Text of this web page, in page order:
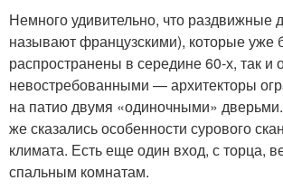
Немного удивительно, что раздвижные
называют французскими), которые уже
распространены в середине 60-х, так и
невостребованными — архитекторы
на патио двумя «одиночными»
же сказались особенности сурового
климата. Есть еще один вход, с торца,
спальным комнатам.